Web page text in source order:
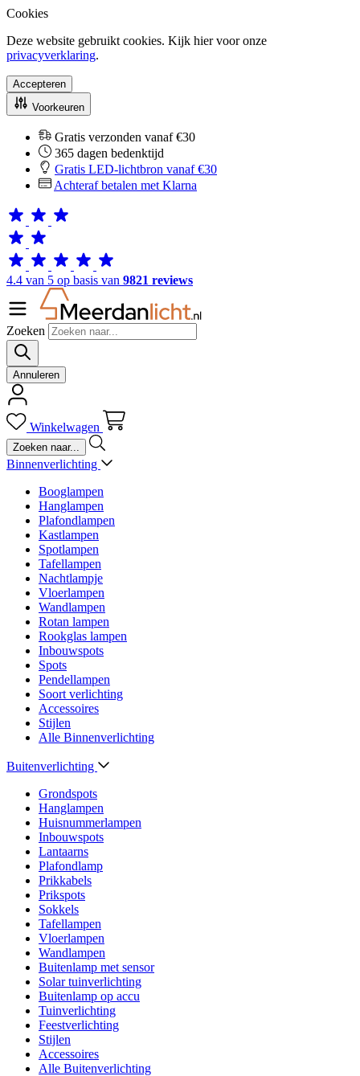
Cookies
Deze website gebruikt cookies. Kijk hier voor onze
privacyverklaring.
Accepteren
Voorkeuren
Gratis verzonden vanaf €30
365 dagen bedenktijd
Gratis LED-lichtbron vanaf €30
Achteraf betalen met Klarna
4.4 van 5 op basis van 9821 reviews
Zoeken
Annuleren
Winkelwagen
Binnenverlichting
Booglampen
Hanglampen
Plafondlampen
Kastlampen
Spotlampen
Tafellampen
Nachtlampje
Vloerlampen
Wandlampen
Rotan lampen
Rookglas lampen
Inbouwspots
Spots
Pendellampen
Soort verlichting
Accessoires
Stijlen
Alle Binnenverlichting
Buitenverlichting
Grondspots
Hanglampen
Huisnummerlampen
Inbouwspots
Lantaarns
Plafondlamp
Prikkabels
Prikspots
Sokkels
Tafellampen
Vloerlampen
Wandlampen
Buitenlamp met sensor
Solar tuinverlichting
Buitenlamp op accu
Tuinverlichting
Feestverlichting
Stijlen
Accessoires
Alle Buitenverlichting